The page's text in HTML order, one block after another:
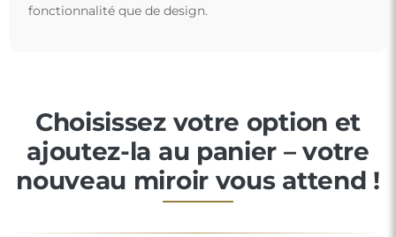
fonctionnalité que de design.
Choisissez votre option et
ajoutez-la au panier – votre
nouveau miroir vous attend !